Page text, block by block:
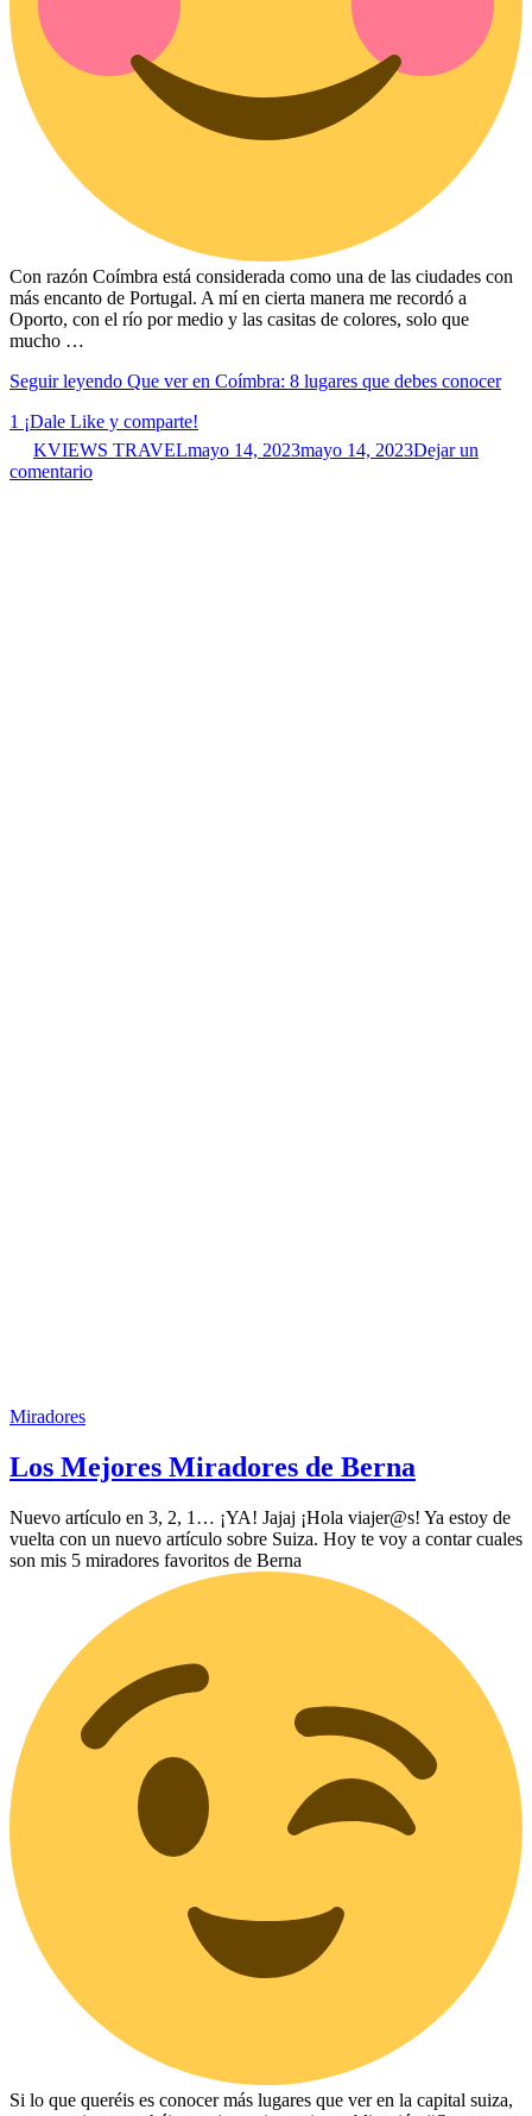
Con razón Coímbra está considerada como una de las ciudades con
más encanto de Portugal. A mí en cierta manera me recordó a
Oporto, con el río por medio y las casitas de colores, solo que
mucho …
Seguir leyendo Que ver en Coímbra: 8 lugares que debes conocer
1 ¡Dale Like y comparte!
KVIEWS TRAVELmayo 14, 2023mayo 14, 2023Dejar un
comentario
Miradores
Los Mejores Miradores de Berna
Nuevo artículo en 3, 2, 1… ¡YA! Jajaj ¡Hola viajer@s! Ya estoy de
vuelta con un nuevo artículo sobre Suiza. Hoy te voy a contar cuales
son mis 5 miradores favoritos de Berna
Si lo que queréis es conocer más lugares que ver en la capital suiza,